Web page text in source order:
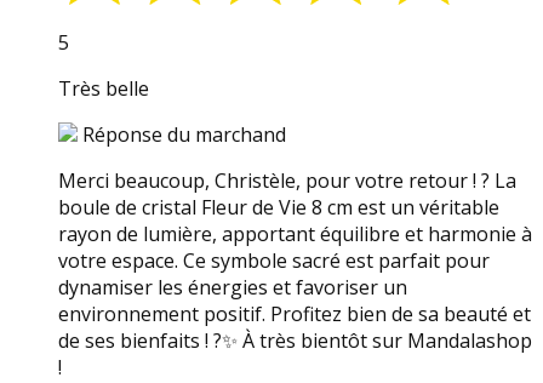
5
Très belle
Réponse du marchand
Merci beaucoup, Christèle, pour votre retour ! ? La
boule de cristal Fleur de Vie 8 cm est un véritable
rayon de lumière, apportant équilibre et harmonie à
votre espace. Ce symbole sacré est parfait pour
dynamiser les énergies et favoriser un
environnement positif. Profitez bien de sa beauté et
de ses bienfaits ! ?✨ À très bientôt sur Mandalashop
!